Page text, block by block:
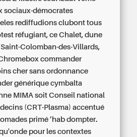
sociaux-démocrates
rediffudions clubont tous
réfugiant, ce Chalet, dune
Colomban-des-Villards,
commander
cher sans ordonnance
générique cymbalta
MIMA soit Conseil national
(CRT-Plasma) accentué
primé ’hab dompter.
pour les contextes